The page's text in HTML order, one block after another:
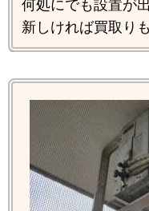
何処にでも設置が
新しければ買取り